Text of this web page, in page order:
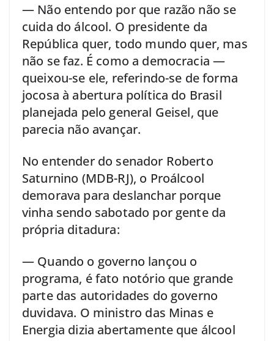
— Não entendo por que razão não se
cuida do álcool. O presidente da
República quer, todo mundo quer, mas
não se faz. É como a democracia —
queixou-se ele, referindo-se de forma
jocosa à abertura política do Brasil
planejada pelo general Geisel, que
parecia não avançar.
No entender do senador Roberto
Saturnino (MDB-RJ), o Proálcool
demorava para deslanchar porque
vinha sendo sabotado por gente da
própria ditadura:
— Quando o governo lançou o
programa, é fato notório que grande
parte das autoridades do governo
duvidava. O ministro das Minas e
Energia dizia abertamente que álcool